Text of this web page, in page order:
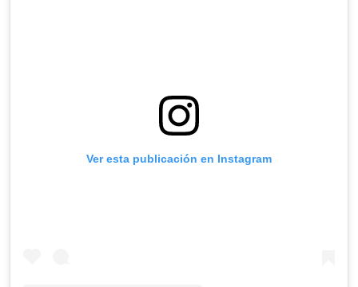
Ver esta publicación en Instagram